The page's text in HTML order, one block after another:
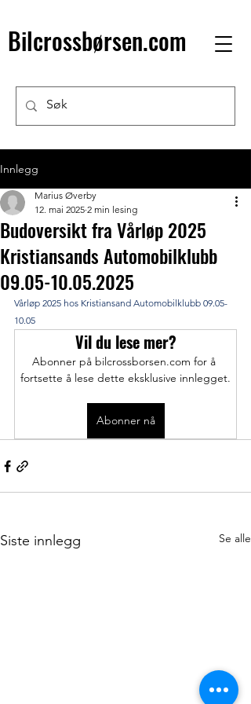
Bilcrossbørsen.com
Innlegg
Budoversikt fra Vårløp 2025
Kristiansands Automobilklubb
09.05-10.05.2025
Marius Øverby
12. mai 2025 2 min lesing
Vårløp 2025 hos Kristiansand Automobilklubb 09.05-
10.05
Vil du lese mer?
Abonner på bilcrossborsen.com for å
fortsette å lese dette eksklusive innlegget.
Abonner nå
Siste innlegg Se alle